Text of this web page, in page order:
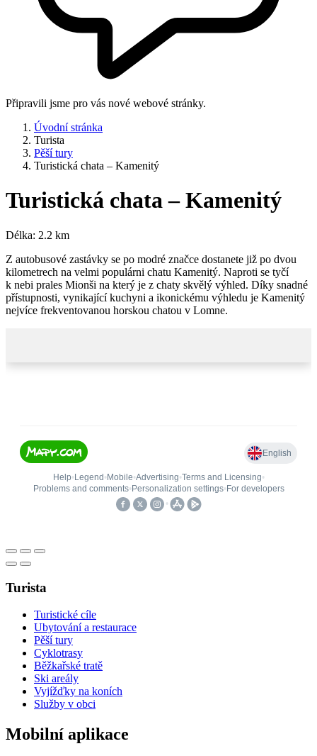
Připravili jsme pro vás nové webové stránky.
Úvodní stránka
Turista
Pěší tury
Turistická chata – Kamenitý
Turistická chata – Kamenitý
Délka: 2.2 km
Z autobusové zastávky se po modré značce dostanete již po dvou
kilometrech na velmi populárni chatu Kamenitý. Naproti se tyčí
k nebi prales Mionši na který je z chaty skvělý výhled. Díky snadné
přístupnosti, vynikající kuchyni a ikonickému výhledu je Kamenitý
nejvíce frekventovanou horskou chatou v Lomne.
Turista
Turistické cíle
Ubytování a restaurace
Pěší tury
Cyklotrasy
Běžkařské tratě
Ski areály
Vyjížďky na koních
Služby v obci
Mobilní aplikace